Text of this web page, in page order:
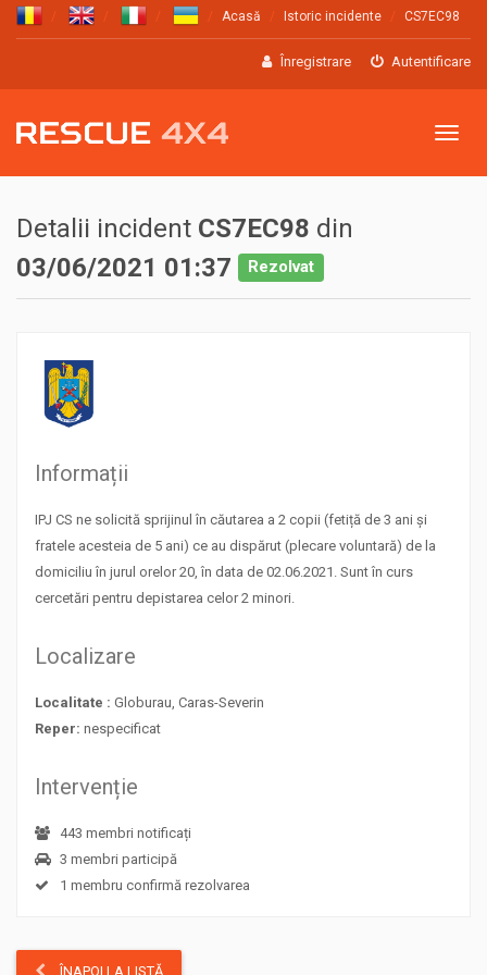
Acasă Istoric incidente CS7EC98
Înregistrare Autentificare
Meniu
Detalii incident CS7EC98 din
03/06/2021 01:37
Rezolvat
Informații
IPJ CS ne solicită sprijinul în căutarea a 2 copii (fetiță de 3 ani și
fratele acesteia de 5 ani) ce au dispărut (plecare voluntară) de la
domiciliu în jurul orelor 20, în data de 02.06.2021. Sunt în curs
cercetări pentru depistarea celor 2 minori.
Localizare
Localitate : Globurau, Caras-Severin
Reper: nespecificat
Intervenție
443 membri notificați
3 membri participă
1 membru confirmă rezolvarea
ÎNAPOI LA LISTĂ